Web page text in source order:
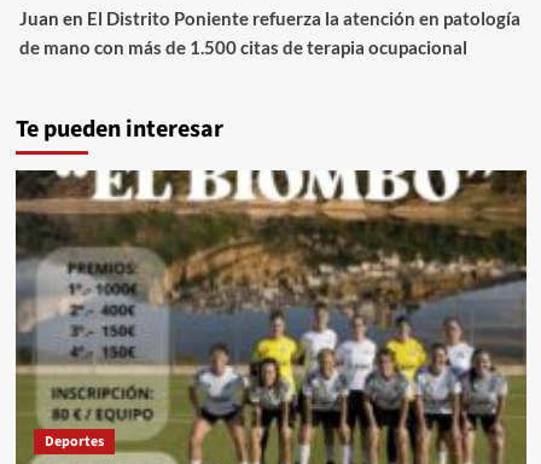
Juan en El Distrito Poniente refuerza la atención en patología
de mano con más de 1.500 citas de terapia ocupacional
Te pueden interesar
Deportes